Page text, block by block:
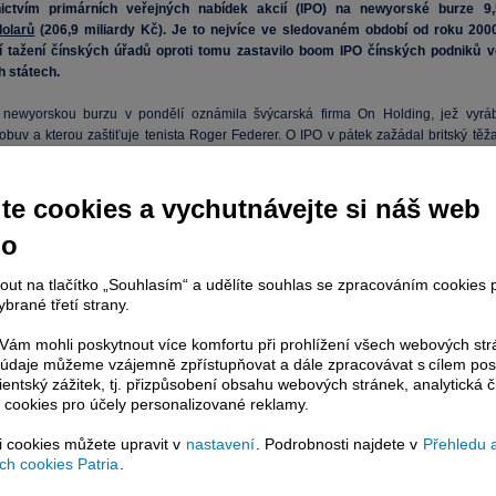
primárních veřejných nabídek akcií (IPO) na newyorské burze
(206,9 miliardy Kč). Je to nejvíce ve sledovaném období od roku
tažení čínských úřadů oproti tomu zastavilo boom IPO čínských podniků
státech.
burzu v pondělí oznámila švýcarská firma On Holding, jež
a kterou zaštiťuje tenista Roger Federer. O IPO v pátek zažádal britský
bývají ve Spojených státech vyšší, zejména v případě neziskových nebo mladých
společností," konstatoval analytik Gavin Launder ze společnosti Legal &
Management.
evropské firmy z úpisů v USA nezískaly 20 let:
cookies a vychutnávejte si náš web
na tlačítko „Souhlasím“ a udělíte souhlas se zpracováním cookies
třetí strany.
mohli poskytnout více komfortu při prohlížení všech webových
můžeme vzájemně zpřístupňovat a dále zpracovávat s cílem
zážitek, tj. přizpůsobení obsahu webových stránek, analytická
pro účely personalizované reklamy.
cookies můžete upravit v nastavení. Podrobnosti najdete v Přehledu
cookies Patria.